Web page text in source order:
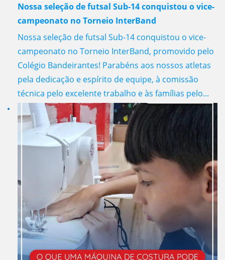
Nossa seleção de futsal Sub-14 conquistou o vice-
campeonato no Torneio InterBand
Nossa seleção de futsal Sub-14 conquistou o vice-
campeonato no Torneio InterBand, promovido pelo
Colégio Bandeirantes! Parabéns aos nossos atletas
pela dedicação e espírito de equipe, à comissão
técnica pelo excelente trabalho e às famílias pelo...